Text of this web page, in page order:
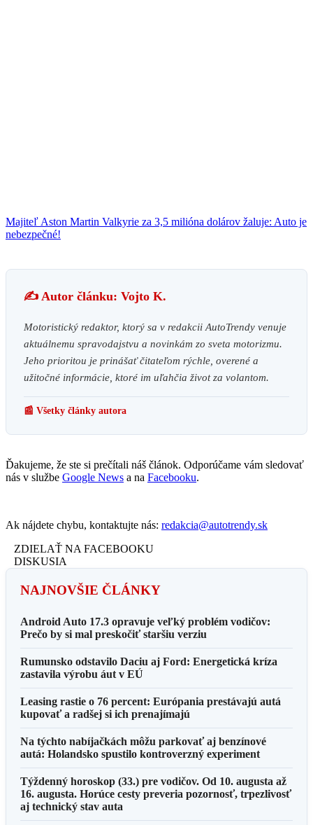
Majiteľ Aston Martin Valkyrie za 3,5 milióna dolárov žaluje: Auto je
nebezpečné!
✍️ Autor článku: Vojto K.
Motoristický redaktor, ktorý sa v redakcii AutoTrendy venuje
aktuálnemu spravodajstvu a novinkám zo sveta motorizmu.
Jeho prioritou je prinášať čitateľom rýchle, overené a
užitočné informácie, ktoré im uľahčia život za volantom.
📰 Všetky články autora
Ďakujeme, že ste si prečítali náš článok. Odporúčame vám sledovať
nás v službe Google News a na Facebooku.
Ak nájdete chybu, kontaktujte nás: redakcia@autotrendy.sk
ZDIELAŤ NA FACEBOOKU
DISKUSIA
NAJNOVŠIE ČLÁNKY
Android Auto 17.3 opravuje veľký problém vodičov:
Prečo by si mal preskočiť staršiu verziu
Rumunsko odstavilo Daciu aj Ford: Energetická kríza
zastavila výrobu áut v EÚ
Leasing rastie o 76 percent: Európania prestávajú autá
kupovať a radšej si ich prenajímajú
Na týchto nabíjačkách môžu parkovať aj benzínové
autá: Holandsko spustilo kontroverzný experiment
Týždenný horoskop (33.) pre vodičov. Od 10. augusta až
16. augusta. Horúce cesty preveria pozornosť, trpezlivosť
aj technický stav auta